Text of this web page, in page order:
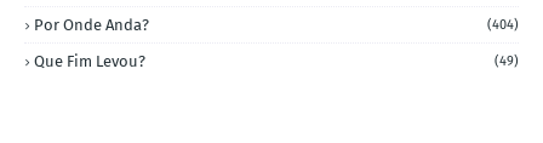
Por Onde Anda? (404)
Que Fim Levou? (49)